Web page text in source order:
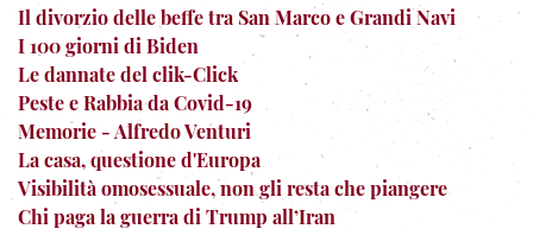
Il divorzio delle beffe tra San Marco e Grandi Navi
I 100 giorni di Biden
Le dannate del clik-Click
Peste e Rabbia da Covid-19
Memorie - Alfredo Venturi
La casa, questione d'Europa
Visibilità omosessuale, non gli resta che piangere
Chi paga la guerra di Trump all’Iran